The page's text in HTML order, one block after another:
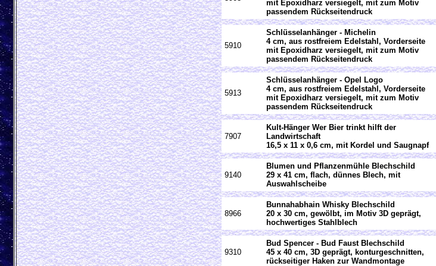
mit Epoxidharz versiegelt, mit zum Motiv
passendem Rückseitendruck
5910
Schlüsselanhänger - Michelin
4 cm, aus rostfreiem Edelstahl, Vorderseite
mit Epoxidharz versiegelt, mit zum Motiv
passendem Rückseitendruck
5913
Schlüsselanhänger - Opel Logo
4 cm, aus rostfreiem Edelstahl, Vorderseite
mit Epoxidharz versiegelt, mit zum Motiv
passendem Rückseitendruck
7907
Kult-Hänger Wer Bier trinkt hilft der
Landwirtschaft
16,5 x 11 x 0,6 cm, mit Kordel und Saugnapf
9140
Blumen und Pflanzenmühle Blechschild
29 x 41 cm, flach, dünnes Blech, mit
Auswahlscheibe
8966
Bunnahabhain Whisky Blechschild
20 x 30 cm, gewölbt, im Motiv 3D geprägt,
hochwertiges Stahlblech
9310
Bud Spencer - Bud Faust Blechschild
45 x 40 cm, 3D geprägt, konturgeschnitten,
rückseitiger Haken zur Wandmontage